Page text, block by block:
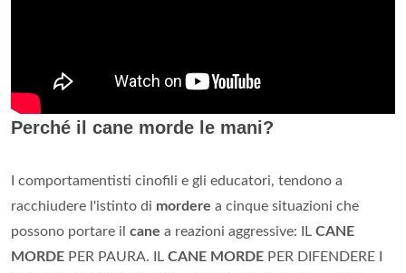
Perché il cane morde le mani?
I comportamentisti cinofili e gli educatori, tendono a
racchiudere l'istinto di mordere a cinque situazioni che
possono portare il cane a reazioni aggressive: IL CANE
MORDE PER PAURA. IL CANE MORDE PER DIFENDERE I